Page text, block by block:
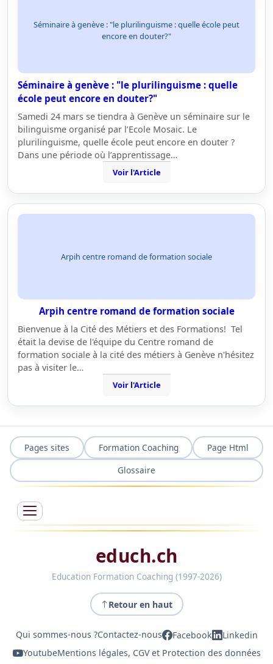
Séminaire à genève : "le plurilinguisme : quelle école peut
encore en douter?"
Séminaire à genève : "le plurilinguisme : quelle
école peut encore en douter?"
Samedi 24 mars se tiendra à Genève un séminaire sur le
bilinguisme organisé par l’Ecole Mosaic. Le
plurilinguisme, quelle école peut encore en douter ?
Dans une période où l’apprentissage…
Voir l'Article
Arpih centre romand de formation sociale
Arpih centre romand de formation sociale
Bienvenue à la Cité des Métiers et des Formations! Tel
était la devise de l'équipe du Centre romand de
formation sociale à la cité des métiers à Genève n'hésitez
pas à visiter le…
Voir l'Article
Pages sites Formation Coaching
Page Html
Glossaire
educh.ch
Education Formation Coaching (1997-2026)
Retour en haut
Qui sommes-nous ?Contactez-nous Facebook
Linkedin
YoutubeMentions légales, CGV et Protection des données